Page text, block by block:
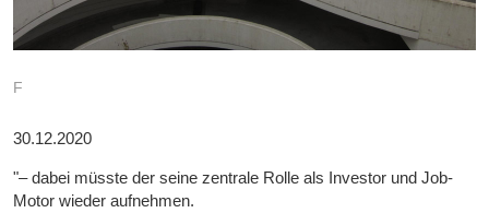
F
30.12.2020
"– dabei müsste der seine zentrale Rolle als Investor und Job-
Motor wieder aufnehmen.